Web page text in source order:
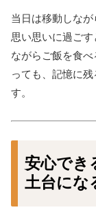
当日は移動しな
思い思いに過ご
ながらご飯を食
っても、記憶に
す。
安心でき
土台にな